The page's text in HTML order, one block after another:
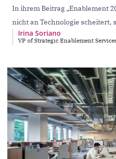
In ihrem Beitrag „Enablement
nicht an Technologie scheitert,
Implementierung“ gibt Irina
Irina Soriano
VP of Strategic Enablement